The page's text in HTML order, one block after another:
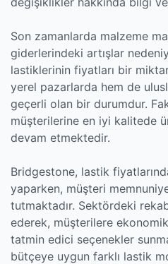
Son zamanlarda malzeme
giderlerindeki artışlar
lastiklerinin fiyatları bir
yerel pazarlarda hem de
geçerli olan bir durumdur.
müşterilerine en iyi kalitede
devam etmektedir.
Bridgestone, lastik
yaparken, müşteri
tutmaktadır. Sektördeki
ederek, müşterilere
tatmin edici seçenekler
bütçeye uygun farklı lastik